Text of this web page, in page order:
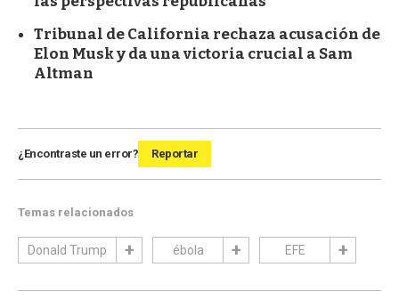
Tribunal de California rechaza acusación de
Elon Musk y da una victoria crucial a Sam
Altman
¿Encontraste un error? Reportar
Temas relacionados
Donald Trump ébola EFE